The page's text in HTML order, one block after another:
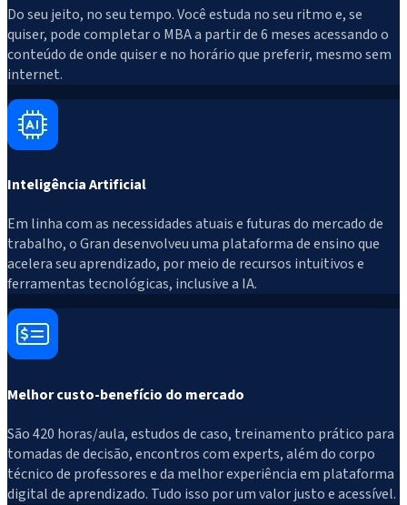
Do seu jeito, no seu tempo. Você estuda no seu ritmo e, se
quiser, pode completar o MBA a partir de 6 meses acessando o
conteúdo de onde quiser e no horário que preferir, mesmo sem
internet.
Inteligência Artificial
Em linha com as necessidades atuais e futuras do mercado de
trabalho, o Gran desenvolveu uma plataforma de ensino que
acelera seu aprendizado, por meio de recursos intuitivos e
ferramentas tecnológicas, inclusive a IA.
Melhor custo-benefício do mercado
São 420 horas/aula, estudos de caso, treinamento prático para
tomadas de decisão, encontros com experts, além do corpo
técnico de professores e da melhor experiência em plataforma
digital de aprendizado. Tudo isso por um valor justo e acessível.